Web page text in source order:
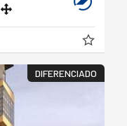
DIFERENCIADO